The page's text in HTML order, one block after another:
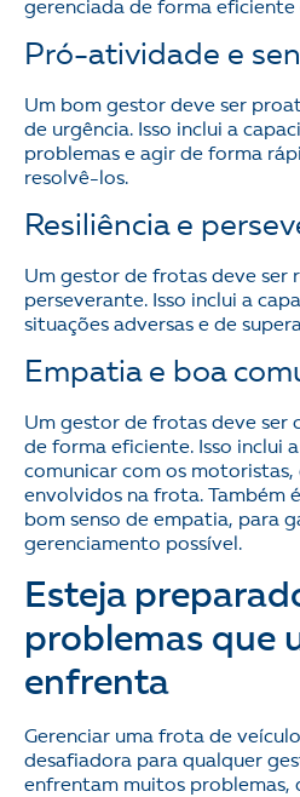
gerenciada de forma eficiente
Pró-atividade e
Um bom gestor deve ser
de urgência. Isso inclui a
problemas e agir de forma
resolvê-los.
Resiliência e
Um gestor de frotas deve ser
perseverante. Isso inclui a
situações adversas e de
Empatia e boa
Um gestor de frotas deve ser
de forma eficiente. Isso inclui
comunicar com os
envolvidos na frota. Também
bom senso de empatia, para
gerenciamento possível.
Esteja
problemas que
enfrenta
Gerenciar uma frota de
desafiadora para qualquer
enfrentam muitos problemas,